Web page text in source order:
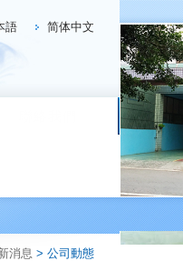
简体中文
語
消息 > 公司動態